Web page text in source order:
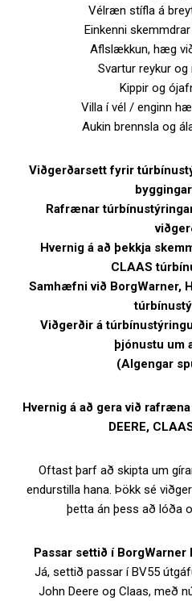
Vélræn stífla á
Einkenni
Aflslækkun, hæg
Svartur reykur og
Kippir og
Villa í vél / enginn
Aukin brennsla og
Viðgerðarsett fyrir
Rafrænar
Hvernig á að þekkja
CLAAS
Samhæfni við BorgWarner,
Viðgerðir á
þjónustu um
(Algengar
Hvernig á að gera við
DEERE,
Oftast þarf að skipta um
endurstilla hana. Þökk sé
þetta án þess að lóða
Passar settið í
Já, settið passar í BV55
John Deere og Claas, með